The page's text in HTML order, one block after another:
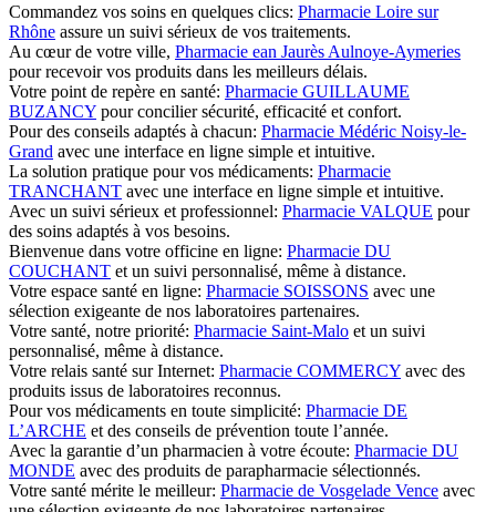
Commandez vos soins en quelques clics: Pharmacie Loire sur
Rhône assure un suivi sérieux de vos traitements.
Au cœur de votre ville, Pharmacie ean Jaurès Aulnoye-Aymeries
pour recevoir vos produits dans les meilleurs délais.
Votre point de repère en santé: Pharmacie GUILLAUME
BUZANCY pour concilier sécurité, efficacité et confort.
Pour des conseils adaptés à chacun: Pharmacie Médéric Noisy-le-
Grand avec une interface en ligne simple et intuitive.
La solution pratique pour vos médicaments: Pharmacie
TRANCHANT avec une interface en ligne simple et intuitive.
Avec un suivi sérieux et professionnel: Pharmacie VALQUE pour
des soins adaptés à vos besoins.
Bienvenue dans votre officine en ligne: Pharmacie DU
COUCHANT et un suivi personnalisé, même à distance.
Votre espace santé en ligne: Pharmacie SOISSONS avec une
sélection exigeante de nos laboratoires partenaires.
Votre santé, notre priorité: Pharmacie Saint-Malo et un suivi
personnalisé, même à distance.
Votre relais santé sur Internet: Pharmacie COMMERCY avec des
produits issus de laboratoires reconnus.
Pour vos médicaments en toute simplicité: Pharmacie DE
L’ARCHE et des conseils de prévention toute l’année.
Avec la garantie d’un pharmacien à votre écoute: Pharmacie DU
MONDE avec des produits de parapharmacie sélectionnés.
Votre santé mérite le meilleur: Pharmacie de Vosgelade Vence avec